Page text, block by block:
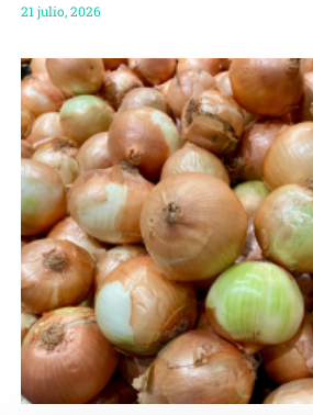
21 julio, 2026